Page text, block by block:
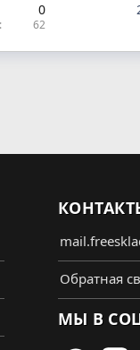
0
62
Обратная
МЫ В